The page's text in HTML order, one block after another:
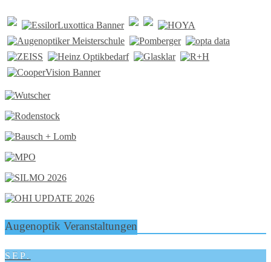
Augenoptik Veranstaltungen
SEP.